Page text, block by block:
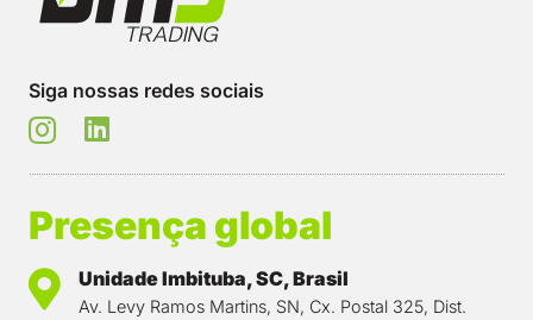
Siga nossas redes sociais
Presença global
Unidade Imbituba, SC, Brasil
Av. Levy Ramos Martins, SN, Cx. Postal 325, Dist.